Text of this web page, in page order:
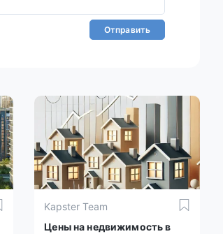
Отправить
Kapster Team
Цены на недвижимость в